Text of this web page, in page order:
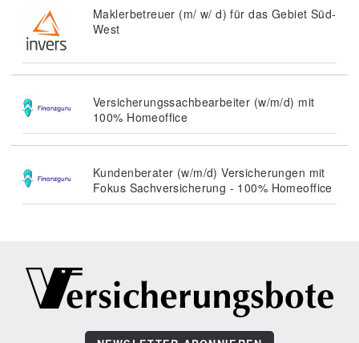
Maklerbetreuer (m/ w/ d) für das Gebiet Süd-
West
Versicherungssachbearbeiter (w/m/d) mit
100% Homeoffice
Kundenberater (w/m/d) Versicherungen mit
Fokus Sachversicherung - 100% Homeoffice